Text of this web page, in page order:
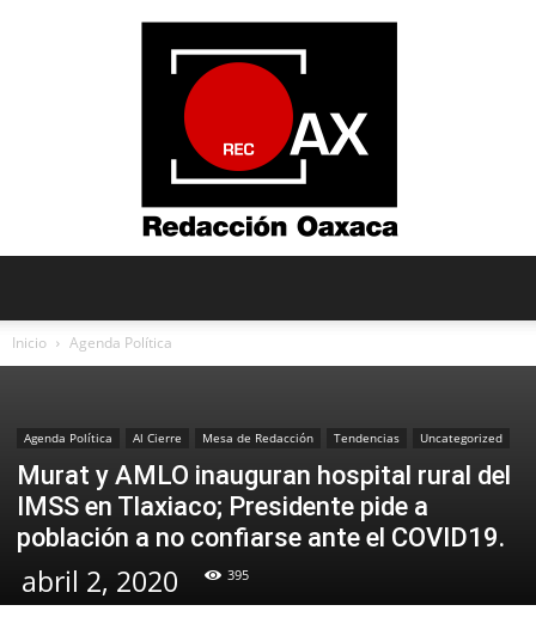
Inicio Agenda Política
Agenda Política Al Cierre Mesa de Redacción Tendencias Uncategorized
Murat y AMLO inauguran hospital rural del
IMSS en Tlaxiaco; Presidente pide a
población a no confiarse ante el COVID19.
abril 2, 2020 395